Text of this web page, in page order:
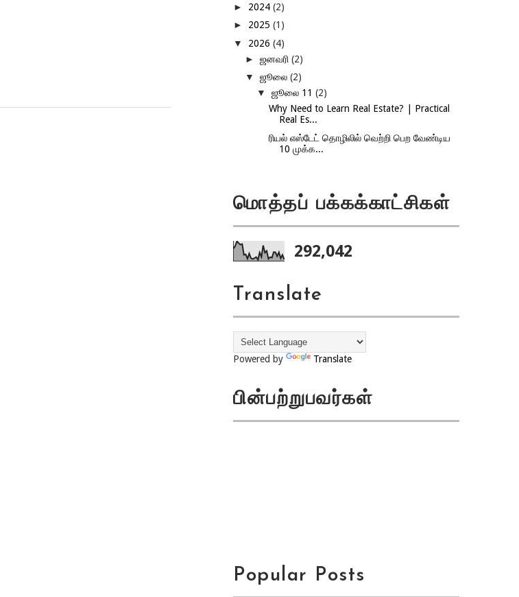
► 2024 (2)
► 2025 (1)
▼ 2026 (4)
► ஜனவரி (2)
▼ ஜூலை (2)
▼ ஜூலை 11 (2)
Why Need to Learn Real Estate? | Practical
Real Es...
ரியல் எஸ்டேட் தொழிலில் வெற்றி பெற வேண்டிய
10 முக்க...
மொத்தப் பக்கக்காட்சிகள்
292,042
Translate
Powered by Translate
பின்பற்றுபவர்கள்
Popular Posts